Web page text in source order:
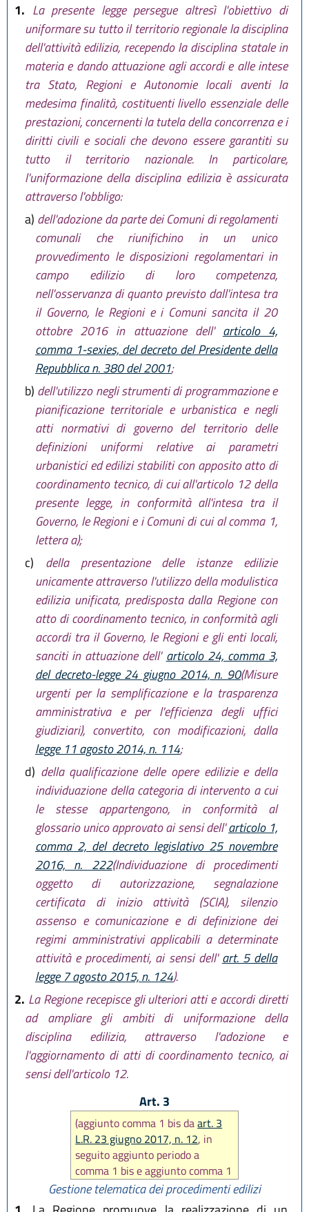
1. La presente legge persegue altresì l'obiettivo di
uniformare su tutto il territorio regionale la disciplina
dell'attività edilizia, recependo la disciplina statale in
materia e dando attuazione agli accordi e alle intese
tra Stato, Regioni e Autonomie locali aventi la
medesima finalità, costituenti livello essenziale delle
prestazioni, concernenti la tutela della concorrenza e i
diritti civili e sociali che devono essere garantiti su
tutto il territorio nazionale. In particolare,
l'uniformazione della disciplina edilizia è assicurata
attraverso l'obbligo:
a) dell'adozione da parte dei Comuni di regolamenti
comunali che riunifichino in un unico
provvedimento le disposizioni regolamentari in
campo edilizio di loro competenza,
nell'osservanza di quanto previsto dall'intesa tra
il Governo, le Regioni e i Comuni sancita il 20
ottobre 2016 in attuazione dell' articolo 4,
comma 1-sexies, del decreto del Presidente della
Repubblica n. 380 del 2001;
b) dell'utilizzo negli strumenti di programmazione e
pianificazione territoriale e urbanistica e negli
atti normativi di governo del territorio delle
definizioni uniformi relative ai parametri
urbanistici ed edilizi stabiliti con apposito atto di
coordinamento tecnico, di cui all'articolo 12 della
presente legge, in conformità all'intesa tra il
Governo, le Regioni e i Comuni di cui al comma 1,
lettera a);
c)
della presentazione delle istanze edilizie
unicamente attraverso l'utilizzo della modulistica
edilizia unificata, predisposta dalla Regione con
atto di coordinamento tecnico, in conformità agli
accordi tra il Governo, le Regioni e gli enti locali,
sanciti in attuazione dell' articolo 24, comma 3,
del decreto-legge 24 giugno 2014, n. 90(Misure
urgenti per la semplificazione e la trasparenza
amministrativa e per l'efficienza degli uffici
giudiziari), convertito, con modificazioni, dalla
legge 11 agosto 2014, n. 114;
d) della qualificazione delle opere edilizie e della
individuazione della categoria di intervento a cui
le stesse appartengono, in conformità al
glossario unico approvato ai sensi dell'articolo 1,
comma 2, del decreto legislativo 25 novembre
2016, n. 222(Individuazione di procedimenti
oggetto di autorizzazione, segnalazione
certificata di inizio attività (SCIA), silenzio
assenso e comunicazione e di definizione dei
regimi amministrativi applicabili a determinate
attività e procedimenti, ai sensi dell'art. 5 della
legge 7 agosto 2015, n. 124).
2. La Regione recepisce gli ulteriori atti e accordi diretti
ad ampliare gli ambiti di uniformazione della
disciplina edilizia, attraverso l'adozione e
l'aggiornamento di atti di coordinamento tecnico, ai
sensi dell'articolo 12.
Art. 3
(aggiunto comma 1 bis daart. 3
L.R. 23 giugno 2017, n. 12, in
seguito aggiunto periodo a
comma 1 bis e aggiunto comma 1
ter daart. 2 L.R. 29 dicembre
Gestione telematica dei procedimenti edilizi